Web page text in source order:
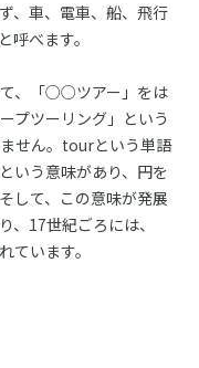
、車、電車、船、飛行
べます。
、「○○ツアー」をは
ツーリング」という
せん。tourという単語
いう意味があり、円を
して、この意味が発展
、17世紀ごろには、
ています。